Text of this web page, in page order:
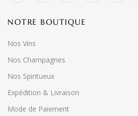
NOTRE BOUTIQUE
Nos Vins
Nos Champagnes
Nos Spiritueux
Expédition & Livraison
Mode de Paiement